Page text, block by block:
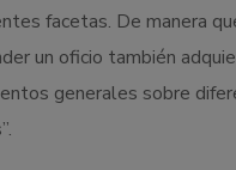
facetas. De manera
un oficio también
generales sobre